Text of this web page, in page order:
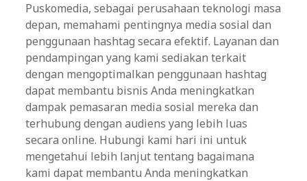
Puskomedia, sebagai perusahaan teknologi masa
depan, memahami pentingnya media sosial dan
penggunaan hashtag secara efektif. Layanan dan
pendampingan yang kami sediakan terkait
dengan mengoptimalkan penggunaan hashtag
dapat membantu bisnis Anda meningkatkan
dampak pemasaran media sosial mereka dan
terhubung dengan audiens yang lebih luas
secara online. Hubungi kami hari ini untuk
mengetahui lebih lanjut tentang bagaimana
kami dapat membantu Anda meningkatkan